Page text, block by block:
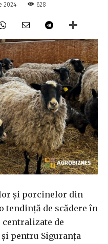
2024 628
şi porcinelor din
tendinţă de scădere în
de
pentru Siguranţa